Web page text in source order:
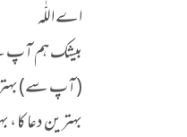
اے اللّٰہ
بیشک ہم آپ
(آپ سے)
بہترین دعا کا